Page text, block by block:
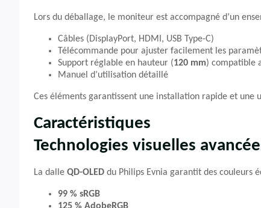
Lors du déballage, le moniteur est accompagné d’un
Câbles (DisplayPort, HDMI, USB Type-C)
Télécommande pour ajuster facilement les
Support réglable en hauteur (120 mm) compatible
Manuel d’utilisation détaillé
Ces éléments garantissent une installation rapide et
Caractéristiques
Technologies visuelles
La dalle QD-OLED du Philips Evnia garantit des couleurs
99 % sRGB